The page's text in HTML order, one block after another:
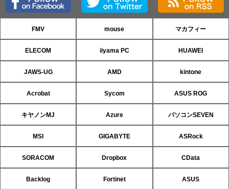
FMV mouse マカフィー
ELECOM iiyama PC HUAWEI
JAWS-UG AMD kintone
Acrobat Sycom ASUS ROG
キヤノンMJ Azure パソコンSEVEN
MSI GIGABYTE ASRock
SORACOM Dropbox CData
Backlog Fortinet ASUS